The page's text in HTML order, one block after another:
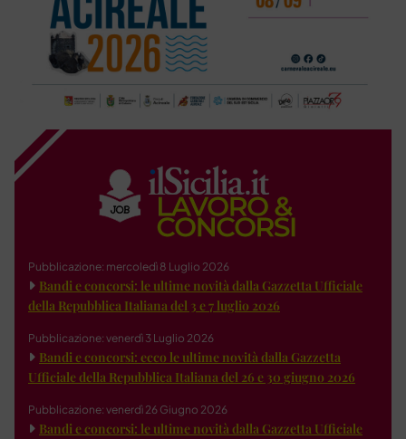
Pubblicazione: mercoledì 8 Luglio 2026
Bandi e concorsi: le ultime novità dalla Gazzetta Ufficiale
della Repubblica Italiana del 3 e 7 luglio 2026
Pubblicazione: venerdì 3 Luglio 2026
Bandi e concorsi: ecco le ultime novità dalla Gazzetta
Ufficiale della Repubblica Italiana del 26 e 30 giugno 2026
Pubblicazione: venerdì 26 Giugno 2026
Bandi e concorsi: le ultime novità dalla Gazzetta Ufficiale